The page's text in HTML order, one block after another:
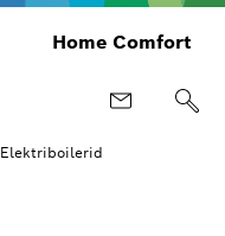
Home Comfort
Elektriboilerid